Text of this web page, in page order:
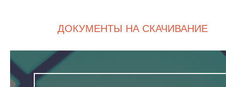
ДОКУМЕНТЫ НА СКАЧИВАНИЕ